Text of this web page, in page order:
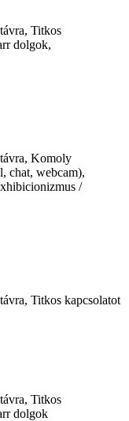
Titkos
dolgok,
Komoly
chat, webcam),
/
Titkos kapcsolatot
Titkos
dolgok